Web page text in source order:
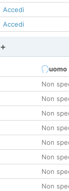
Accedi
Accedi
uomo
Non
Non
Non
Non
Non
Non
Non
Non